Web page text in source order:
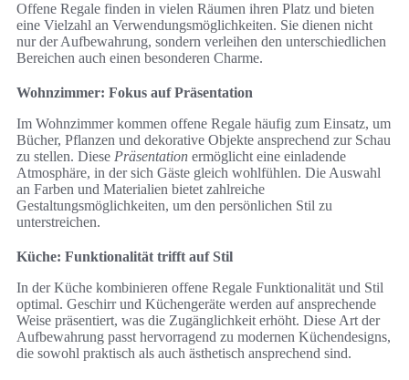
Offene Regale finden in vielen Räumen ihren Platz und bieten
eine Vielzahl an Verwendungsmöglichkeiten. Sie dienen nicht
nur der Aufbewahrung, sondern verleihen den unterschiedlichen
Bereichen auch einen besonderen Charme.
Wohnzimmer: Fokus auf Präsentation
Im Wohnzimmer kommen offene Regale häufig zum Einsatz, um
Bücher, Pflanzen und dekorative Objekte ansprechend zur Schau
zu stellen. Diese Präsentation ermöglicht eine einladende
Atmosphäre, in der sich Gäste gleich wohlfühlen. Die Auswahl
an Farben und Materialien bietet zahlreiche
Gestaltungsmöglichkeiten, um den persönlichen Stil zu
unterstreichen.
Küche: Funktionalität trifft auf Stil
In der Küche kombinieren offene Regale Funktionalität und Stil
optimal. Geschirr und Küchengeräte werden auf ansprechende
Weise präsentiert, was die Zugänglichkeit erhöht. Diese Art der
Aufbewahrung passt hervorragend zu modernen Küchendesigns,
die sowohl praktisch als auch ästhetisch ansprechend sind.